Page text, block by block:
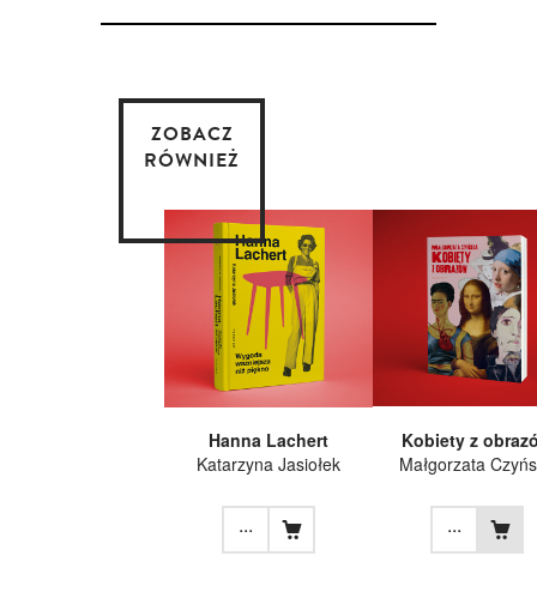
ZOBACZ
RÓWNIEŻ
Hanna Lachert
Katarzyna Jasiołek
...
Kobiety z
Małgorzata
...